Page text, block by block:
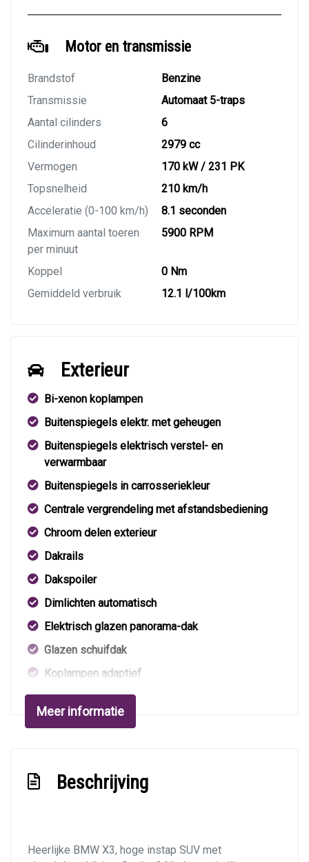
Motor en transmissie
Brandstof
Benzine
Transmissie
Automaat 5-traps
Aantal cilinders
6
Cilinderinhoud
2979 cc
Vermogen
170 kW / 231 PK
Topsnelheid
210 km/h
Acceleratie (0-100 km/h)
8.1 seconden
Maximum aantal toeren
per minuut
5900 RPM
Koppel
0 Nm
Gemiddeld verbruik
12.1 l/100km
Exterieur
Bi-xenon koplampen
Buitenspiegels elektr. met geheugen
Buitenspiegels elektrisch verstel- en
verwarmbaar
Buitenspiegels in carrosseriekleur
Centrale vergrendeling met afstandsbediening
Chroom delen exterieur
Dakrails
Dakspoiler
Dimlichten automatisch
Elektrisch glazen panorama-dak
Glazen schuifdak
Koplampen adaptief
Koplampreiniging
Lichtmetalen velgen 17"
Mistlampen voor
Meer informatie
Beschrijving
Heerlijke BMW X3, hoge instap SUV met